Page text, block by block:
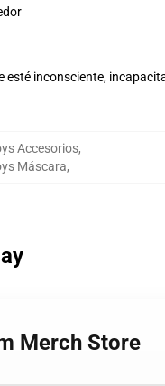
inconsciente,
Accesorios,
Máscara,
Merch Store